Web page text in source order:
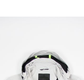
Obermaterial: 100%